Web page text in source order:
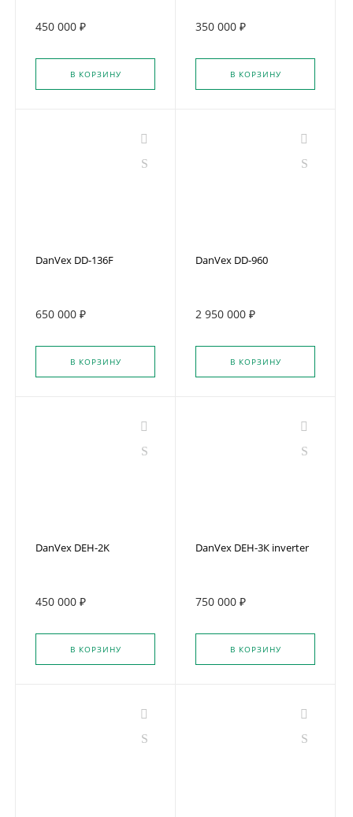
450 000 ₽
В КОРЗИНУ
350 000 ₽
В КОРЗИНУ
DanVex DD-136F
650 000 ₽
В КОРЗИНУ
DanVex DD-960
2 950 000 ₽
В КОРЗИНУ
DanVex DEH-2K
450 000 ₽
В КОРЗИНУ
DanVex DEH-3К inverter
750 000 ₽
В КОРЗИНУ